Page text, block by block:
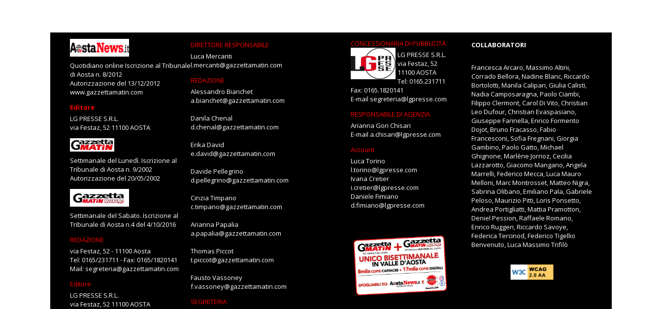
Quotidiano online Iscrizione al Tribunale
di Aosta n. 8/2012
Autorizzazione del 13/12/2012
www.gazzettamatin.com
Editore
LG PRESSE S.R.L.
via Festaz, 52 11100 AOSTA
Settimanale del Lunedì. Iscrizione al
Tribunale di Aosta n. 9/2002
Autorizzazione del 20/05/2002
Settimanale del Sabato. Iscrizione al
Tribunale di Aosta n.4 del 4/10/2016
REDAZIONE
via Festaz, 52 - 11100 Aosta
Tel: 0165/231711 - Fax: 0165/1820141
Mail: segreteria@gazzettamatin.com
Editore
LG PRESSE S.R.L.
via Festaz, 52 11100 AOSTA
DIRETTORE RESPONSABILE
Luca Mercanti
l.mercanti@gazzettamatin.com
REDAZIONE
Alessandro Bianchet
a.bianchet@gazzettamatin.com
Danila Chenal
d.chenal@gazzettamatin.com
Erika David
e.david@gazzettamatin.com
Davide Pellegrino
d.pellegrino@gazzettamatin.com
Cinzia Timpano
c.timpano@gazzettamatin.com
Arianna Papalia
a.papalia@gazzettamatin.com
Thomas Piccot
t.piccot@gazzettamatin.com
Fausto Vassoney
f.vassoney@gazzettamatin.com
SEGRETERIA
CONCESSIONARIA DI PUBBLICITÀ
LG PRESSE S.R.L.
via Festaz, 52
11100 AOSTA
Tel: 0165.231711
Fax: 0165.1820141
E-mail segreteria@lgpresse.com
RESPONSABILE DI AGENZIA
Arianna Gori Chisari
E-mail a.chisari@lgpresse.com
Account
Luca Torino
l.torino@lgpresse.com
Ivana Cretier
i.cretier@lgpresse.com
Daniele Fimiano
d.fimiano@lgpresse.com
COLLABORATORI
Francesca Arcaro, Massimo Altini,
Corrado Bellora, Nadine Blanc, Riccardo
Bortolotti, Manila Calipari, Giulia Calisti,
Nadia Camposaragna, Paolo Ciambi,
Filippo Clermont, Carol Di Vito, Christian
Leo Dufour, Christian Evaspasiano,
Giuseppe Farinella, Enrico Formento
Dojot, Bruno Fracasso, Fabio
Francesconi, Sofia Fregnani, Giorgia
Gambino, Paolo Gatto, Michael
Ghignone, Marlène Jorrioz, Cecilia
Lazzarotto, Giacomo Mangano, Angela
Marrelli, Federico Mecca, Luca Mauro
Melloni, Marc Montrosset, Matteo Nigra,
Sabrina Olibano, Emiliano Pala, Gabriele
Peloso, Maurizio Pitti, Loris Ponsetto,
Andrea Portigliatti, Mattia Pramotton,
Deniel Pession, Raffaele Romano,
Enrico Ruggeri, Riccardo Savoye,
Federica Tercinod, Federico Tigellio
Benvenuto, Luca Massimo Trifilò